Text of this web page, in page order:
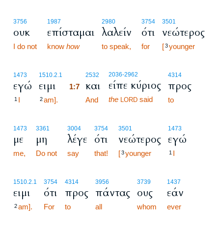
3756
ουκ
I do not
1987
επίσταμαι
know how
2980
λαλείν
to speak,
3754
ότι
for
3501
νεώτερος
[3younger
1473
εγώ
1 I
1510.2.1
ειμι
2am].
2532
1:7 και
And
2036-2962
είπε κύριος
the LORD said
4314
προς
to
1473
με
me,
3361
μη
Do not
3004
λέγε
say
3754
ότι
that!
3501
νεώτερος
[3younger
1473
εγώ
1 I
1510.2.1
ειμι
2am].
3754
ότι
For
4314
προς
to
3956
πάντας
all
3739
ους
whom
1437
εάν
ever